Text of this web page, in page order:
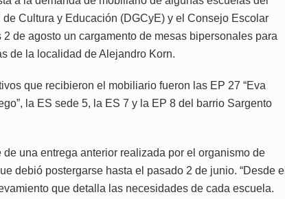
Cultura y Educación (DGCyE) y el Consejo Escolar
de agosto un cargamento de mesas bipersonales para
de la localidad de Alejandro Korn.
que recibieron el mobiliario fueron las EP 27 “Eva
la ES sede 5, la ES 7 y la EP 8 del barrio Sargento
de una entrega anterior realizada por el organismo de
debió postergarse hasta el pasado 2 de junio. “Desde el
que detalla las necesidades de cada escuela.